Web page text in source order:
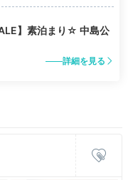
】素泊まり☆ 中島公
詳細を見る